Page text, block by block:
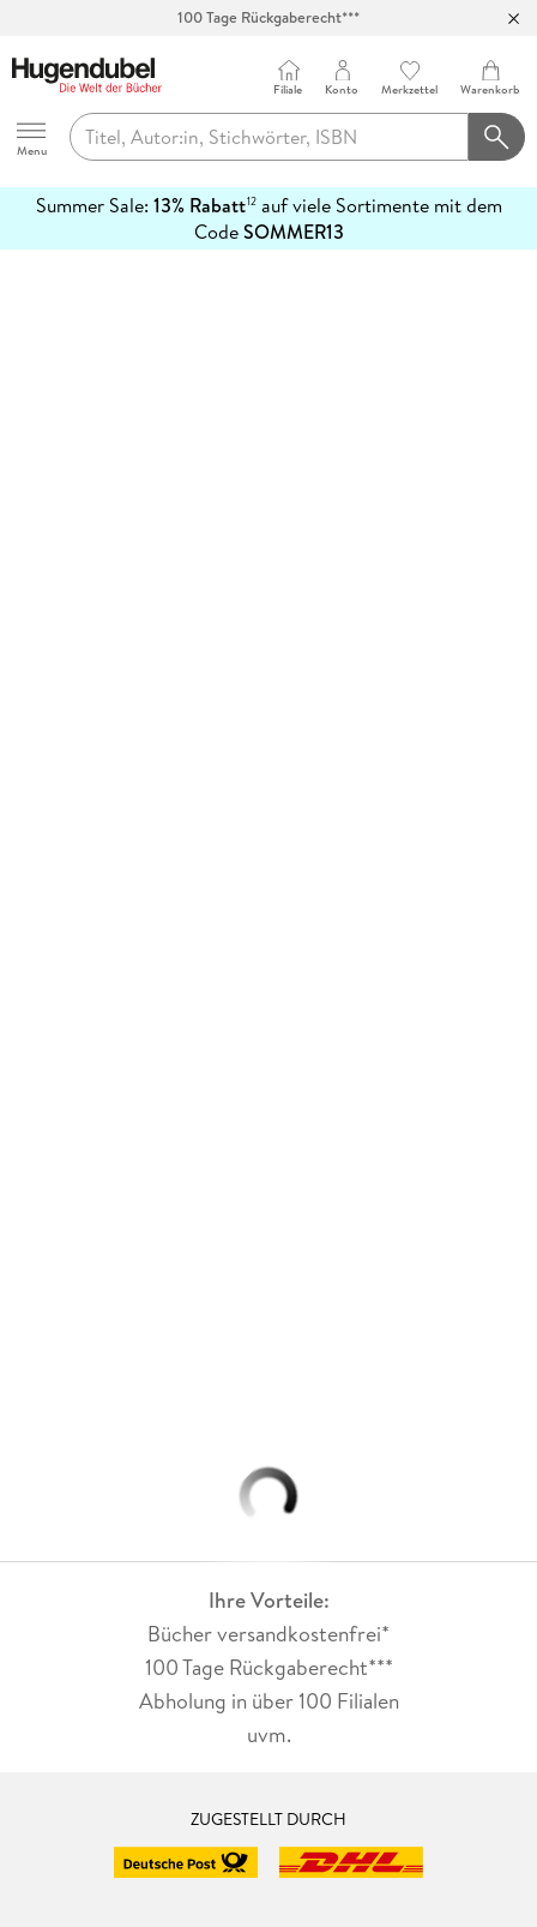
100 Tage Rückgaberecht***
Hugendubel
Menu
Filiale Konto Merkzettel Warenkorb
Summer Sale: 13% Rabatt12auf viele Sortimente mit dem
CodeSOMMER13
erfahren
Ihre Vorteile:
Bücher versandkostenfrei*
100 Tage Rückgaberecht***
Abholung in über 100 Filialen
uvm.
ZUGESTELLT DURCH